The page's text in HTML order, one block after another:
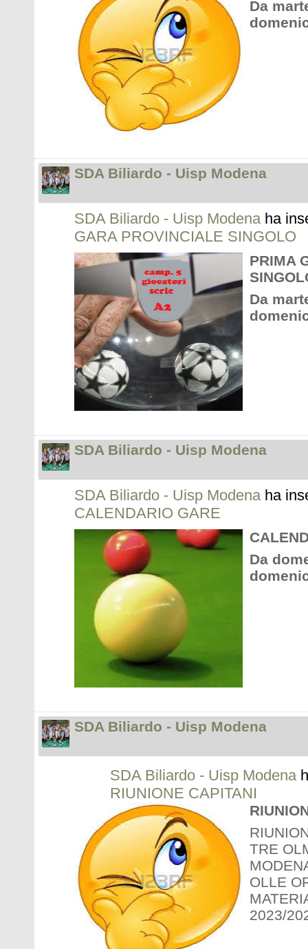
Da
SDA Biliardo - Uisp Modena
SDA Biliardo - Uisp Modenaha
GARA PROVINCIALE SINGOLO
PRIMA
Da
SDA Biliardo - Uisp Modena
SDA Biliardo - Uisp Modenaha
CALENDARIO GARE
Da
SDA Biliardo - Uisp Modena
SDA Biliardo - Uisp Modena
RIUNIONE CAPITANI
TRE
OLLE
2023/